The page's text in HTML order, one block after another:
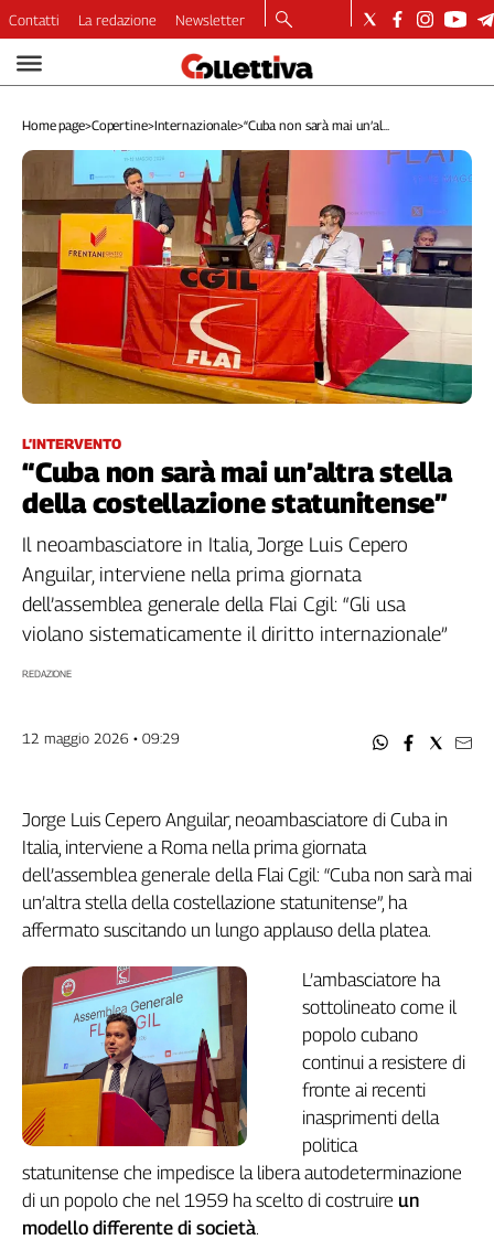
Video
Dirette
Longform
Copertine
Economia
Lavoro
Ambiente
Diritti
Welfare
Internazionale
Categorie
Filcams
Filctem
Fillea
Filt
Flai
Fp
Spi
Inca
Caaf
Speciali
G8
Genova,
sangue
della
ragione
120
Cgil
Collettiva
Academy
Contatti La redazione Newsletter
Home page>Copertine>Internazionale>“Cuba non sarà mai un’al...
L’INTERVENTO
“Cuba non sarà mai un’altra stella
della costellazione statunitense”
Il neoambasciatore in Italia, Jorge Luis Cepero
Anguilar, interviene nella prima giornata
dell’assemblea generale della Flai Cgil: “Gli usa
violano sistematicamente il diritto internazionale”
REDAZIONE
12 maggio 2026 • 09:29
Jorge Luis Cepero Anguilar, neoambasciatore di Cuba in
Italia, interviene a Roma nella prima giornata
dell’assemblea generale della Flai Cgil: “Cuba non sarà mai
un’altra stella della costellazione statunitense”, ha
affermato suscitando un lungo applauso della platea.
L’ambasciatore ha
sottolineato come il
popolo cubano
continui a resistere di
fronte ai recenti
inasprimenti della
politica
statunitense che impedisce la libera autodeterminazione
di un popolo che nel 1959 ha scelto di costruire un
modello differente di società.